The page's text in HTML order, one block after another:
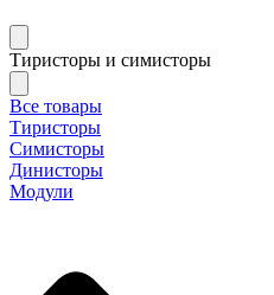
Тиристоры и симисторы
Все товары
Тиристоры
Симисторы
Динисторы
Модули